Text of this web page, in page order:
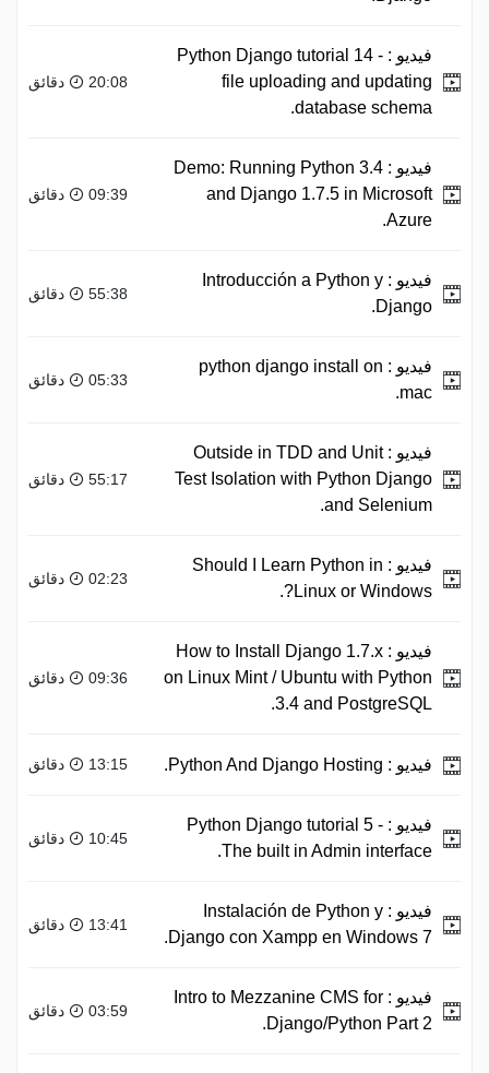
فيديو : Python Django tutorial 14 -
file uploading and updating
database schema.
20:08 دقائق
فيديو : Demo: Running Python 3.4
and Django 1.7.5 in Microsoft
Azure.
09:39 دقائق
فيديو : Introducción a Python y
Django.
55:38 دقائق
فيديو : python django install on
mac.
05:33 دقائق
فيديو : Outside in TDD and Unit
Test Isolation with Python Django
and Selenium.
55:17 دقائق
فيديو : Should I Learn Python in
Linux or Windows?.
02:23 دقائق
فيديو : How to Install Django 1.7.x
on Linux Mint / Ubuntu with Python
3.4 and PostgreSQL.
09:36 دقائق
فيديو : 13:15 دقائق
فيديو : Python Django tutorial 5 -
The built in Admin interface.
10:45 دقائق
فيديو : Instalación de Python y
Django con Xampp en Windows 7.
13:41 دقائق
فيديو : Intro to Mezzanine CMS for
Django/Python Part 2.
03:59 دقائق